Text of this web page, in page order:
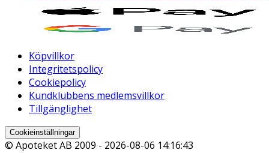
Köpvillkor
Integritetspolicy
Cookiepolicy
Kundklubbens medlemsvillkor
Tillgänglighet
Cookieinställningar
© Apoteket AB 2009 - 2026-08-06 14:16:43